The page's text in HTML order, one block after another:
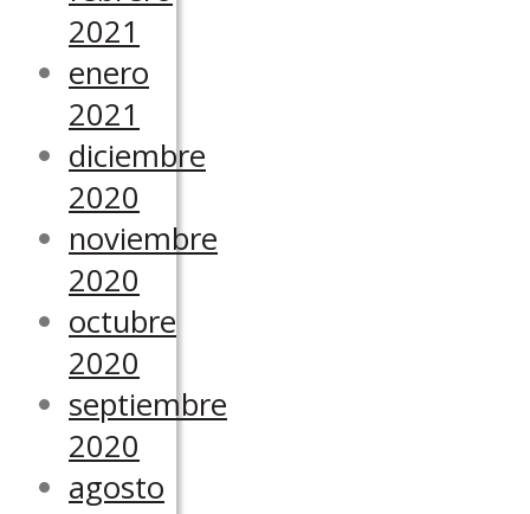
2021
enero
2021
diciembre
2020
noviembre
2020
octubre
2020
septiembre
2020
agosto